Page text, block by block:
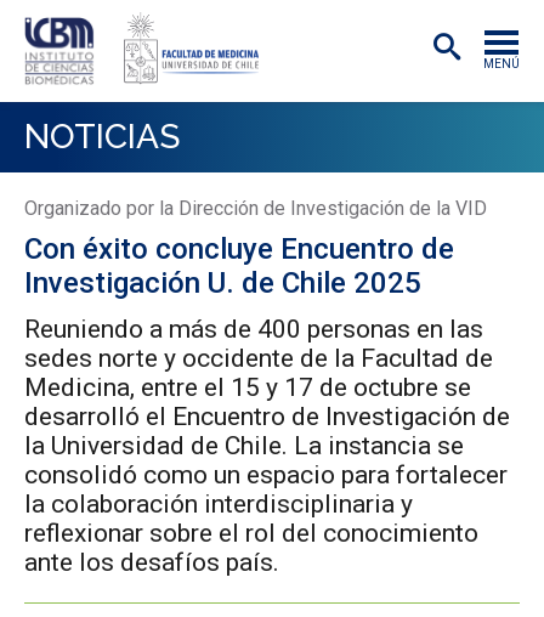
MENÚ
ACADÉMICAS/OS
PREGRADO
POSTGRADO
PUBLICACIONES
EXTENSIÓN
NOTICIAS
Organizado por la Dirección de Investigación de la VID
Con éxito concluye Encuentro de
Investigación U. de Chile 2025
Reuniendo a más de 400 personas en las
sedes norte y occidente de la Facultad de
Medicina, entre el 15 y 17 de octubre se
desarrolló el Encuentro de Investigación de
la Universidad de Chile. La instancia se
consolidó como un espacio para fortalecer
la colaboración interdisciplinaria y
reflexionar sobre el rol del conocimiento
ante los desafíos país.